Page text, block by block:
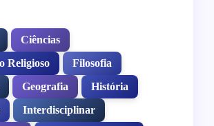
Ciências
Religioso
Filosofia
Geografia
História
Interdisciplinar